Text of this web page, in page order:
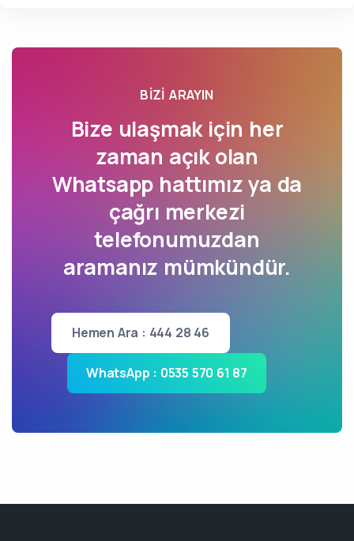
BIZI ARAYIN
Bize ulaşmak için her
zaman açık olan
Whatsapp hattımız ya da
çağrı merkezi
telefonumuzdan
aramanız mümkündür.
Hemen Ara : 444 28 46
WhatsApp : 0535 570 61 87